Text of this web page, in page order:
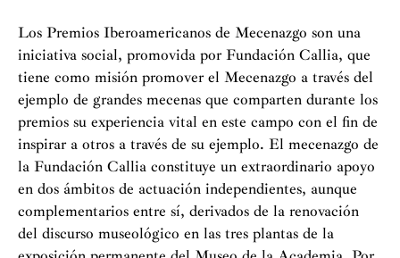
Los Premios Iberoamericanos de Mecenazgo son una
iniciativa social, promovida por Fundación Callia, que
tiene como misión promover el Mecenazgo a través del
ejemplo de grandes mecenas que comparten durante los
premios su experiencia vital en este campo con el fin de
inspirar a otros a través de su ejemplo. El mecenazgo de
la Fundación Callia constituye un extraordinario apoyo
en dos ámbitos de actuación independientes, aunque
complementarios entre sí, derivados de la renovación
del discurso museológico en las tres plantas de la